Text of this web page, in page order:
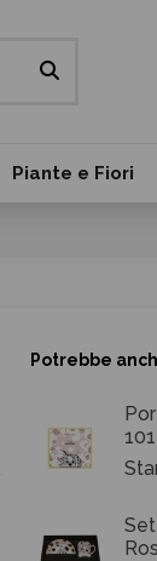
Piante e Fiori
Potrebbe